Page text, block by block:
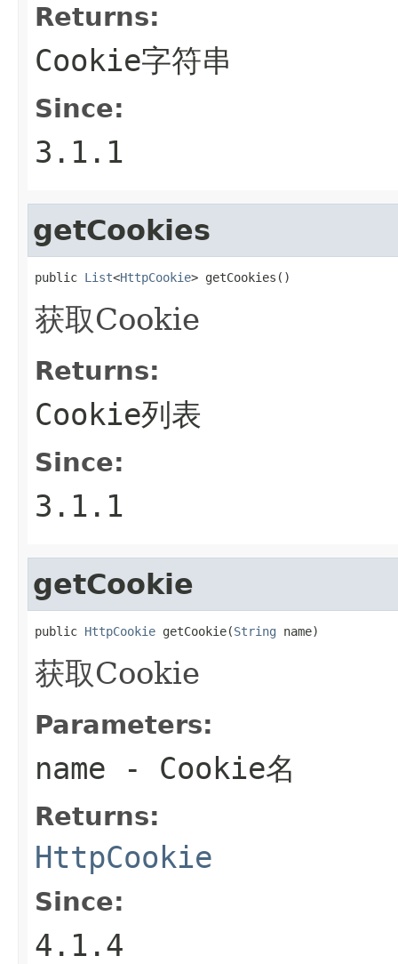
Returns:
Cookie字符串
Since:
3.1.1
getCookies
public List<HttpCookie> getCookies()
获取Cookie
Returns:
Cookie列表
Since:
3.1.1
getCookie
public HttpCookie getCookie(String name)
获取Cookie
Parameters:
name - Cookie名
Returns:
HttpCookie
Since:
4.1.4